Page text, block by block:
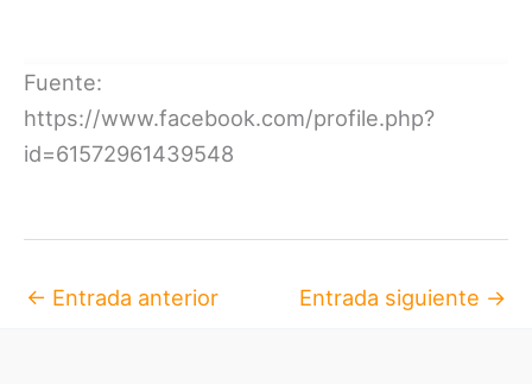
Fuente:
https://www.facebook.com/profile.php?
id=61572961439548
← Entrada anterior Entrada siguiente →